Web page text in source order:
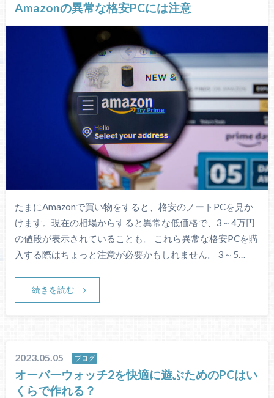
Amazonの異常な格安PCには注意
たまにAmazonで買い物をすると、格安のノートPCを見か
けます。現在の相場からすると異常な低価格で、3～4万円
の値段が表示されていることも。 これら異常な格安PCを購
入する際はちょっと注意が必要かもしれません。 3～5…
続きを読む
2023.05.05 ブログ
オーバーウォッチ2を快適に遊ぶためのPCはい
くらで作れる？